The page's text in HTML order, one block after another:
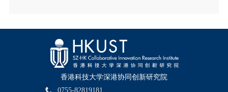
香港科技大学深港协同创新研究院
0755-82819181